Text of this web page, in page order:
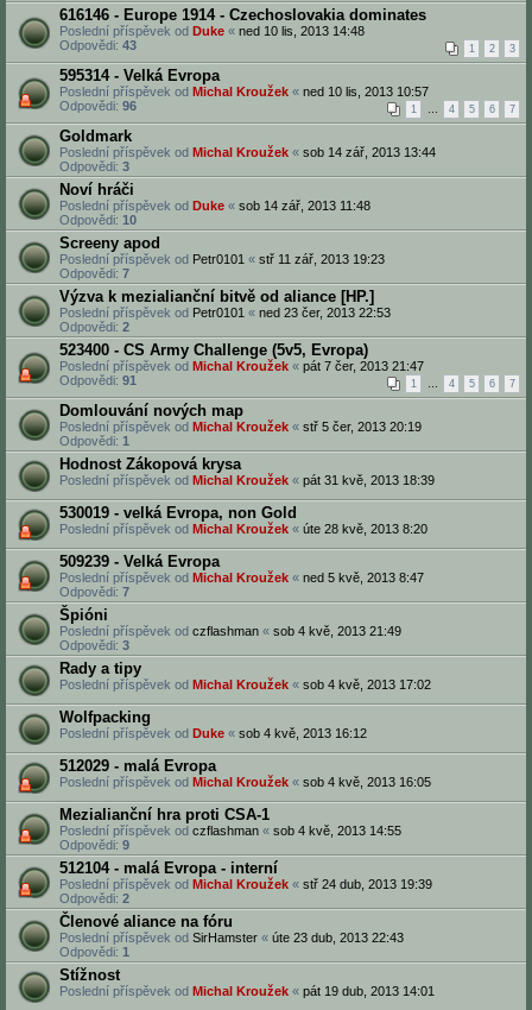
616146 - Europe 1914 - Czechoslovakia dominates
Poslední příspěvek od Duke « ned 10 lis, 2013 14:48
Odpovědi: 43 1 2 3
595314 - Velká Evropa
Poslední příspěvek od Michal Kroužek « ned 10 lis, 2013 10:57
Odpovědi: 96 1 … 4 5 6 7
Goldmark
Poslední příspěvek od Michal Kroužek « sob 14 zář, 2013 13:44
Odpovědi: 3
Noví hráči
Poslední příspěvek od Duke « sob 14 zář, 2013 11:48
Odpovědi: 10
Screeny apod
Poslední příspěvek od Petr0101 « stř 11 zář, 2013 19:23
Odpovědi: 7
Výzva k mezialianční bitvě od aliance [HP.]
Poslední příspěvek od Petr0101 « ned 23 čer, 2013 22:53
Odpovědi: 2
523400 - CS Army Challenge (5v5, Evropa)
Poslední příspěvek od Michal Kroužek « pát 7 čer, 2013 21:47
Odpovědi: 91 1 … 4 5 6 7
Domlouvání nových map
Poslední příspěvek od Michal Kroužek « stř 5 čer, 2013 20:19
Odpovědi: 1
Hodnost Zákopová krysa
Poslední příspěvek od Michal Kroužek « pát 31 kvě, 2013 18:39
530019 - velká Evropa, non Gold
Poslední příspěvek od Michal Kroužek « úte 28 kvě, 2013 8:20
509239 - Velká Evropa
Poslední příspěvek od Michal Kroužek « ned 5 kvě, 2013 8:47
Odpovědi: 7
Špióni
Poslední příspěvek od czflashman « sob 4 kvě, 2013 21:49
Odpovědi: 3
Rady a tipy
Poslední příspěvek od Michal Kroužek « sob 4 kvě, 2013 17:02
Wolfpacking
Poslední příspěvek od Duke « sob 4 kvě, 2013 16:12
512029 - malá Evropa
Poslední příspěvek od Michal Kroužek « sob 4 kvě, 2013 16:05
Mezialianční hra proti CSA-1
Poslední příspěvek od czflashman « sob 4 kvě, 2013 14:55
Odpovědi: 9
512104 - malá Evropa - interní
Poslední příspěvek od Michal Kroužek « stř 24 dub, 2013 19:39
Odpovědi: 2
Členové aliance na fóru
Poslední příspěvek od SirHamster « úte 23 dub, 2013 22:43
Odpovědi: 1
Stížnost
Poslední příspěvek od Michal Kroužek « pát 19 dub, 2013 14:01